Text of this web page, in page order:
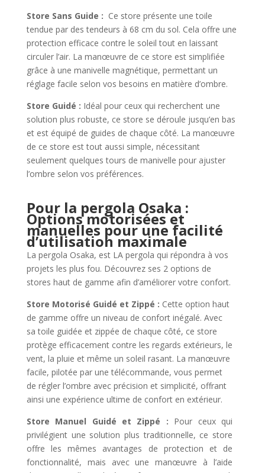
Store Sans Guide : Ce store présente une toile
tendue par des tendeurs à 68 cm du sol. Cela offre une
protection efficace contre le soleil tout en laissant
circuler l’air. La manœuvre de ce store est simplifiée
grâce à une manivelle magnétique, permettant un
réglage facile selon vos besoins en matière d’ombre.
Store Guidé : Idéal pour ceux qui recherchent une
solution plus robuste, ce store se déroule jusqu’en bas
et est équipé de guides de chaque côté. La manœuvre
de ce store est tout aussi simple, nécessitant
seulement quelques tours de manivelle pour ajuster
l’ombre selon vos préférences.
Pour la pergola Osaka :
Options motorisées et
manuelles pour une facilité
d’utilisation maximale
La pergola Osaka, est LA pergola qui répondra à vos
projets les plus fou. Découvrez ses 2 options de
stores haut de gamme afin d’améliorer votre confort.
Store Motorisé Guidé et Zippé : Cette option haut
de gamme offre un niveau de confort inégalé. Avec
sa toile guidée et zippée de chaque côté, ce store
protège efficacement contre les regards extérieurs, le
vent, la pluie et même un soleil rasant. La manœuvre
facile, pilotée par une télécommande, vous permet
de régler l’ombre avec précision et simplicité, offrant
ainsi une expérience ultime de confort en extérieur.
Store Manuel Guidé et Zippé : Pour ceux qui
privilégient une solution plus traditionnelle, ce store
offre les mêmes avantages de protection et de
fonctionnalité, mais avec une manœuvre à l’aide